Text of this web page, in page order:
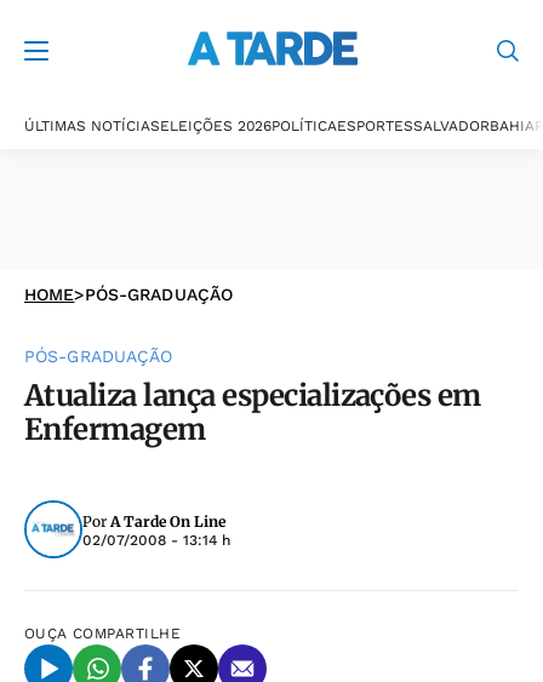
ÚLTIMAS NOTÍCIASELEIÇÕES 2026POLÍTICAESPORTESSALVADORBAHIA
HOME>PÓS-GRADUAÇÃO
PÓS-GRADUAÇÃO
Atualiza lança especializações em
Enfermagem
PorA Tarde On Line
02/07/2008 - 13:14 h
OUÇA COMPARTILHE